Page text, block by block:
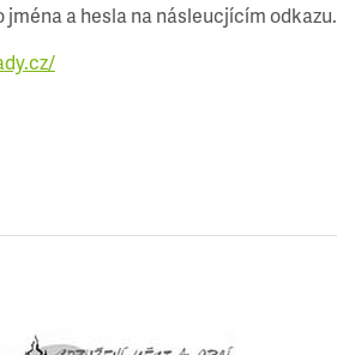
a hesla na násleucjícím odkazu.